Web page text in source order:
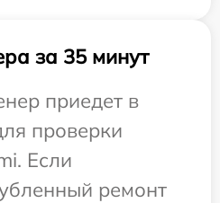
за 35 минут
приедет в
проверки
Если
ремонт